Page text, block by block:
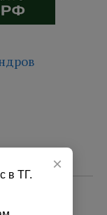
×
в ТГ.